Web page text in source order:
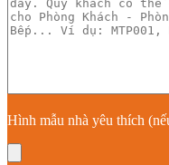
Hình mẫu nhà yêu thích